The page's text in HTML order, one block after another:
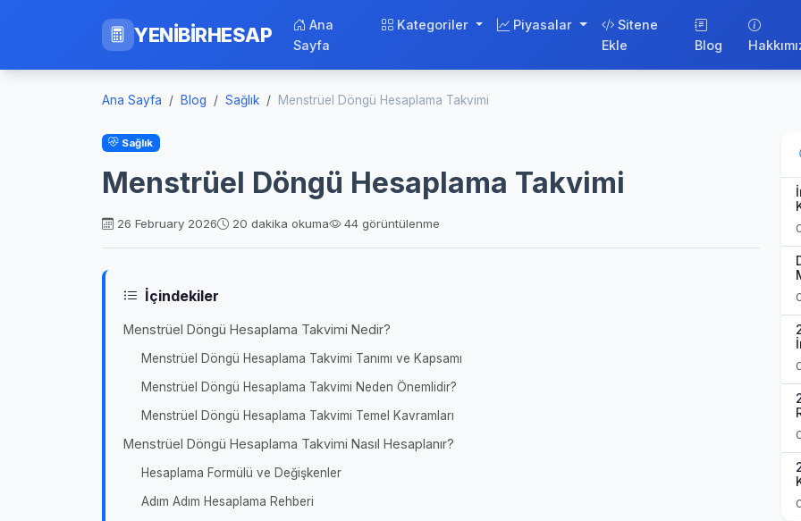
YENİBİRHESAP
Ana
Sayfa
Kategoriler Piyasalar
Sitene
Ekle
Blog
Ana Sayfa Blog Sağlık Menstrüel Döngü Hesaplama Takvimi
Sağlık
Menstrüel Döngü Hesaplama Takvimi
26 February 2026 20 dakika okuma 44 görüntülenme
İçindekiler
Menstrüel Döngü Hesaplama Takvimi Nedir?
Menstrüel Döngü Hesaplama Takvimi Tanımı ve Kapsamı
Menstrüel Döngü Hesaplama Takvimi Neden Önemlidir?
Menstrüel Döngü Hesaplama Takvimi Temel Kavramları
Menstrüel Döngü Hesaplama Takvimi Nasıl Hesaplanır?
Hesaplama Formülü ve Değişkenler
Adım Adım Hesaplama Rehberi